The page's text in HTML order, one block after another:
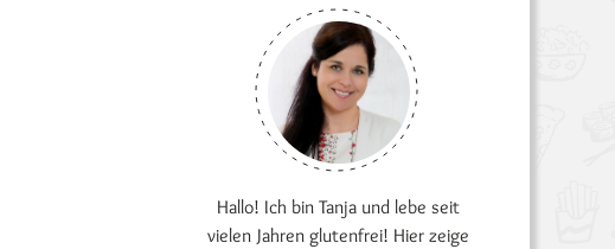
Hallo! Ich bin Tanja und lebe seit
vielen Jahren glutenfrei! Hier zeige